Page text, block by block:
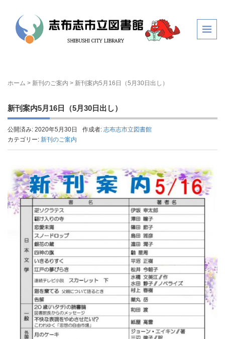
ホーム > 新刊のご案内 > 新刊案内5月16日（5月30日出し）
新刊案内5月16日（5月30日出し）
公開済み: 2020年5月30日 作成者: 志布志市立図書館
カテゴリー: 新刊のご案内